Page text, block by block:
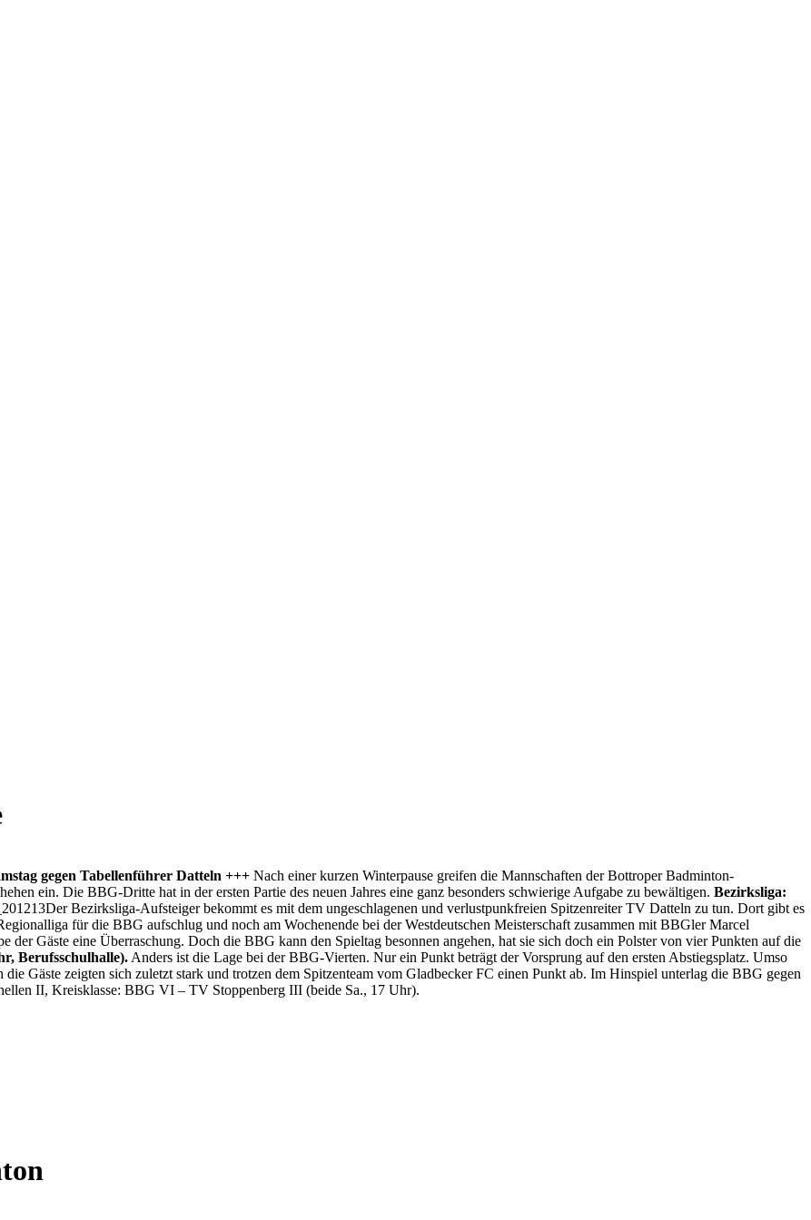
gegen Tabellenführer Datteln +++ Nach einer kurzen Winterpause greifen die Mannschaften der Bottroper Badminton-
ein. Die BBG-Dritte hat in der ersten Partie des neuen Jahres eine ganz besonders schwierige Aufgabe zu bewältigen. Bezirksliga:
Der Bezirksliga-Aufsteiger bekommt es mit dem ungeschlagenen und verlustpunkfreien Spitzenreiter TV Datteln zu tun. Dort gibt es
für die BBG aufschlug und noch am Wochenende bei der Westdeutschen Meisterschaft zusammen mit BBGler Marcel
der Gäste eine Überraschung. Doch die BBG kann den Spieltag besonnen angehen, hat sie sich doch ein Polster von vier Punkten auf die
Berufsschulhalle). Anders ist die Lage bei der BBG-Vierten. Nur ein Punkt beträgt der Vorsprung auf den ersten Abstiegsplatz. Umso
Gäste zeigten sich zuletzt stark und trotzen dem Spitzenteam vom Gladbecker FC einen Punkt ab. Im Hinspiel unterlag die BBG gegen
II, Kreisklasse: BBG VI – TV Stoppenberg III (beide Sa., 17 Uhr).